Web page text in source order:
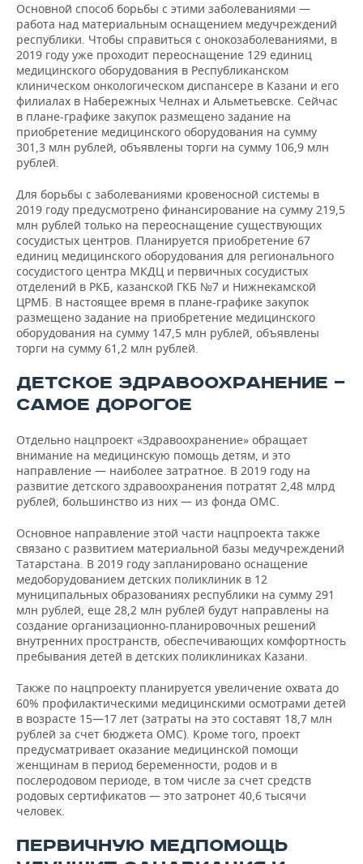
Основной способ борьбы с этими заболеваниями —
работа над материальным оснащением медучреждений
республики. Чтобы справиться с онокозаболеваниями, в
2019 году уже проходит переоснащение 129 единиц
медицинского оборудования в Республиканском
клиническом онкологическом диспансере в Казани и его
филиалах в Набережных Челнах и Альметьевске. Сейчас
в плане-графике закупок размещено задание на
приобретение медицинского оборудования на сумму
301,3 млн рублей, объявлены торги на сумму 106,9 млн
рублей.
Для борьбы с заболеваниями кровеносной системы в
2019 году предусмотрено финансирование на сумму 219,5
млн рублей только на переоснащение существующих
сосудистых центров. Планируется приобретение 67
единиц медицинского оборудования для регионального
сосудистого центра МКДЦ и первичных сосудистых
отделений в РКБ, казанской ГКБ №7 и Нижнекамской
ЦРМБ. В настоящее время в плане-графике закупок
размещено задание на приобретение медицинского
оборудования на сумму 147,5 млн рублей, объявлены
торги на сумму 61,2 млн рублей.
ДЕТСКОЕ ЗДРАВООХРАНЕНИЕ —
САМОЕ ДОРОГОЕ
Отдельно нацпроект «Здравоохранение» обращает
внимание на медицинскую помощь детям, и это
направление — наиболее затратное. В 2019 году на
развитие детского здравоохранения потратят 2,48 млрд
рублей, большинство из них — из фонда ОМС.
Основное направление этой части нацпроекта также
связано с развитием материальной базы медучреждений
Татарстана. В 2019 году запланировано оснащение
медоборудованием детских поликлиник в 12
муниципальных образованиях республики на сумму 291
млн рублей, еще 28,2 млн рублей будут направлены на
создание организационно-планировочных решений
внутренних пространств, обеспечивающих комфортность
пребывания детей в детских поликлиниках Казани.
Также по нацпроекту планируется увеличение охвата до
60% профилактическими медицинскими осмотрами детей
в возрасте 15—17 лет (затраты на это составят 18,7 млн
рублей за счет бюджета ОМС). Кроме того, проект
предусматривает оказание медицинской помощи
женщинам в период беременности, родов и в
послеродовом периоде, в том числе за счет средств
родовых сертификатов — это затронет 40,6 тысячи
человек.
ПЕРВИЧНУЮ МЕДПОМОЩЬ